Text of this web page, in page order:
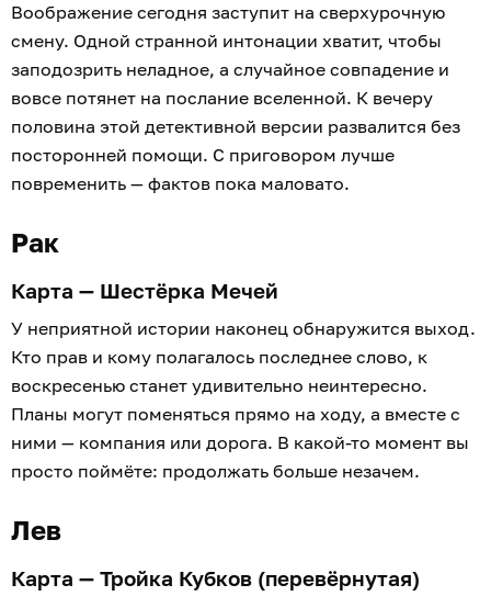
Воображение сегодня заступит на сверхурочную
смену. Одной странной интонации хватит, чтобы
заподозрить неладное, а случайное совпадение и
вовсе потянет на послание вселенной. К вечеру
половина этой детективной версии развалится без
посторонней помощи. С приговором лучше
повременить — фактов пока маловато.
Рак
Карта — Шестёрка Мечей
У неприятной истории наконец обнаружится выход.
Кто прав и кому полагалось последнее слово, к
воскресенью станет удивительно неинтересно.
Планы могут поменяться прямо на ходу, а вместе с
ними — компания или дорога. В какой-то момент вы
просто поймёте: продолжать больше незачем.
Лев
Карта — Тройка Кубков (перевёрнутая)